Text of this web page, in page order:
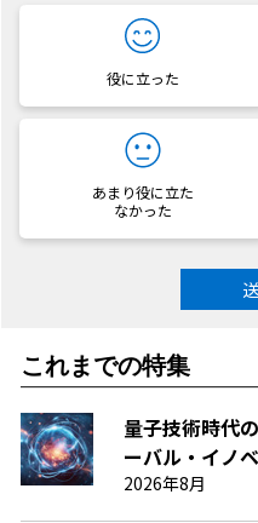
役に立った
あまり役に立た
なかった
これまでの特集
量子技術時代
ーバル・イノ
2026年8月